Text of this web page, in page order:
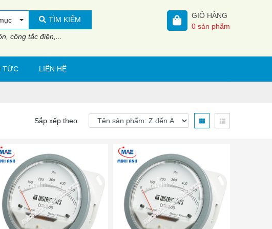
TÌM KIẾM
công tắc điện,...
GIỎ HÀNG
0 sản phẩm
TỨC LIÊN HỆ
Sắp xếp theo